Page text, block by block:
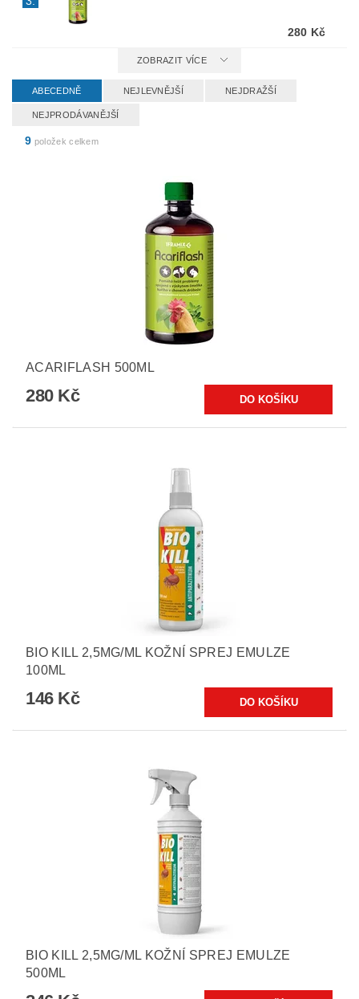
280 Kč
ZOBRAZIT VÍCE
ABECEDNĚ NEJLEVNĚJŠÍ NEJDRAŽŠÍ
NEJPRODÁVANĚJŠÍ
9 položek celkem
ACARIFLASH 500ML
280 Kč
BIO KILL 2,5MG/ML KOŽNÍ SPREJ EMULZE
100ML
146 Kč
BIO KILL 2,5MG/ML KOŽNÍ SPREJ EMULZE
500ML